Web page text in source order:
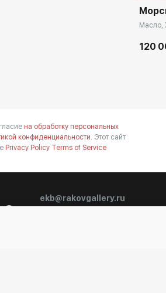
Масло,
120
на обработку персональных
конфиденциальности. Этот сайт
Privacy Policy Terms of Service
ekb@rakovgallery.ru